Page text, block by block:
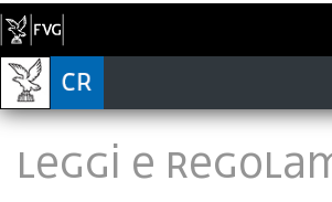
LEGGI E